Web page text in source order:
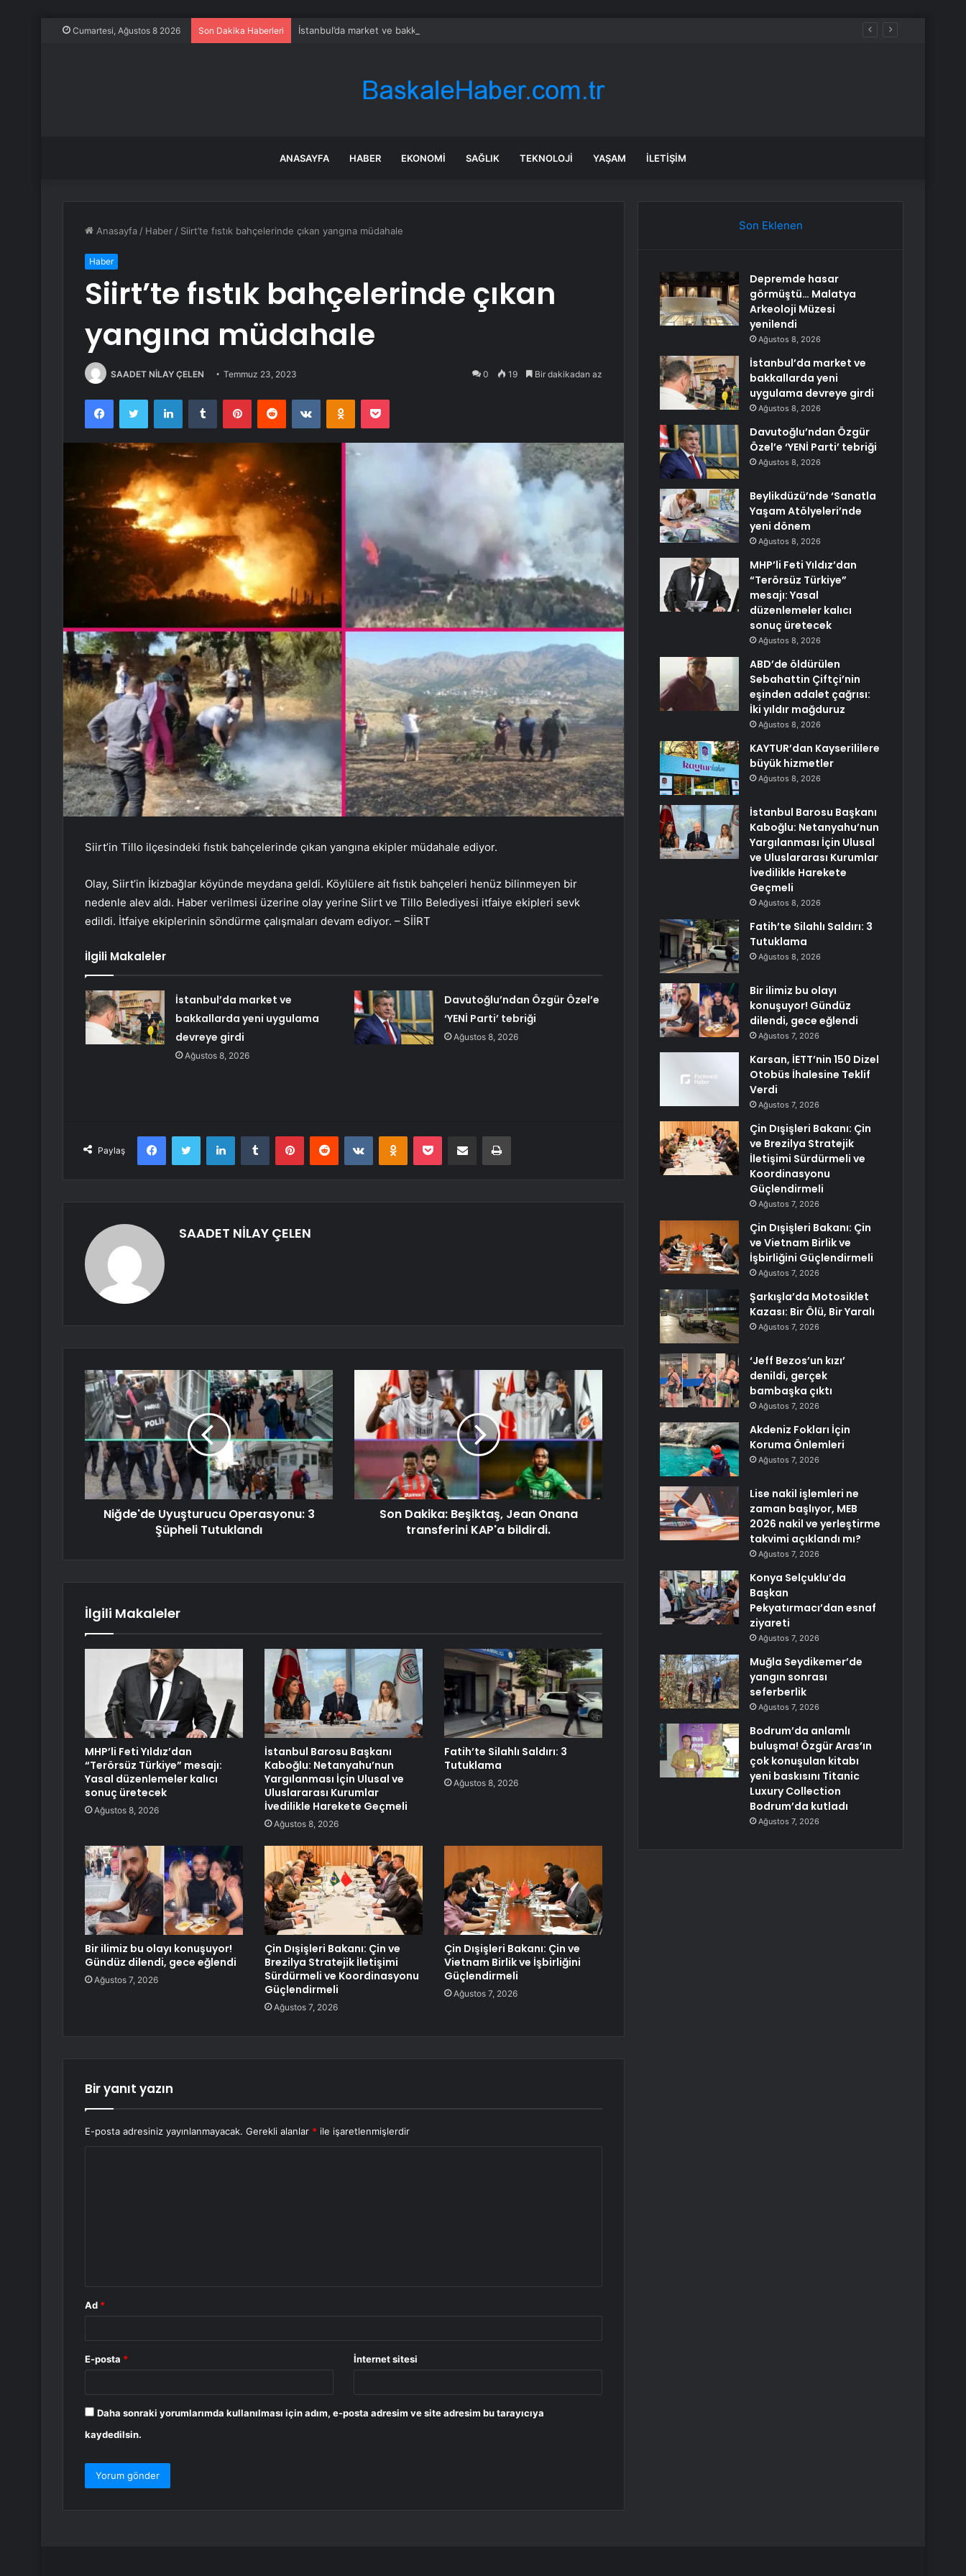
Cumartesi, Ağustos 8 2026 Son Dakika Haberleri İstanbul’da market ve bakkallarda yeni uygulama devreye girdi
ANASAYFA HABER EKONOMI SAĞLIK TEKNOLOJI YAŞAM İLETIŞIM
Anasayfa / Haber / Siirt’te fıstık bahçelerinde çıkan yangına müdahale
Haber
Siirt’te fıstık bahçelerinde çıkan
yangına müdahale
SAADET NİLAY ÇELEN Temmuz 23, 2023 0 19 Bir dakikadan az
FacebookTwitter LinkedInTumblr PinterestReddit VKontakteOdnoklassniki
Pocket
Siirt’in Tillo ilçesindeki fıstık bahçelerinde çıkan yangına ekipler müdahale ediyor.
Olay, Siirt’in İkizbağlar köyünde meydana geldi. Köylülere ait fıstık bahçeleri henüz bilinmeyen bir
nedenle alev aldı. Haber verilmesi üzerine olay yerine Siirt ve Tillo Belediyesi itfaiye ekipleri sevk
edildi. İtfaiye ekiplerinin söndürme çalışmaları devam ediyor. – SİİRT
İlgili Makaleler
İstanbul’da market ve
bakkallarda yeni uygulama
devreye girdi
Ağustos 8, 2026
Davutoğlu’ndan Özgür Özel’e
‘YENİ Parti’ tebriği
Ağustos 8, 2026
Paylaş
FacebookTwitter LinkedInTumblr PinterestReddit VKontakteOdnoklassniki
Pocket E-Posta ile paylaş Yazdır
SAADET NİLAY ÇELEN
Niğde'de Uyuşturucu Operasyonu: 3
Şüpheli Tutuklandı
Son Dakika: Beşiktaş, Jean Onana
transferini KAP'a bildirdi.
İlgili Makaleler
MHP’li Feti Yıldız’dan
“Terörsüz Türkiye” mesajı:
Yasal düzenlemeler kalıcı
sonuç üretecek
Ağustos 8, 2026
İstanbul Barosu Başkanı
Kaboğlu: Netanyahu’nun
Yargılanması İçin Ulusal ve
Uluslararası Kurumlar
İvedilikle Harekete Geçmeli
Ağustos 8, 2026
Fatih’te Silahlı Saldırı: 3
Tutuklama
Ağustos 8, 2026
Bir ilimiz bu olayı konuşuyor!
Gündüz dilendi, gece eğlendi
Ağustos 7, 2026
Çin Dışişleri Bakanı: Çin ve
Brezilya Stratejik İletişimi
Sürdürmeli ve Koordinasyonu
Güçlendirmeli
Ağustos 7, 2026
Çin Dışişleri Bakanı: Çin ve
Vietnam Birlik ve İşbirliğini
Güçlendirmeli
Ağustos 7, 2026
Bir yanıt yazın
E-posta adresiniz yayınlanmayacak. Gerekli alanlar * ile işaretlenmişlerdir
Ad *
E-posta * İnternet sitesi
Daha sonraki yorumlarımda kullanılması için adım, e-posta adresim ve site adresim bu tarayıcıya
kaydedilsin.
Son Eklenen
Depremde hasar
görmüştü… Malatya
Arkeoloji Müzesi
yenilendi
Ağustos 8, 2026
İstanbul’da market ve
bakkallarda yeni
uygulama devreye girdi
Ağustos 8, 2026
Davutoğlu’ndan Özgür
Özel’e ‘YENİ Parti’ tebriği
Ağustos 8, 2026
Beylikdüzü’nde ‘Sanatla
Yaşam Atölyeleri’nde
yeni dönem
Ağustos 8, 2026
MHP’li Feti Yıldız’dan
“Terörsüz Türkiye”
mesajı: Yasal
düzenlemeler kalıcı
sonuç üretecek
Ağustos 8, 2026
ABD’de öldürülen
Sebahattin Çiftçi’nin
eşinden adalet çağrısı:
İki yıldır mağduruz
Ağustos 8, 2026
KAYTUR’dan Kayserililere
büyük hizmetler
Ağustos 8, 2026
İstanbul Barosu Başkanı
Kaboğlu: Netanyahu’nun
Yargılanması İçin Ulusal
ve Uluslararası Kurumlar
İvedilikle Harekete
Geçmeli
Ağustos 8, 2026
Fatih’te Silahlı Saldırı: 3
Tutuklama
Ağustos 8, 2026
Bir ilimiz bu olayı
konuşuyor! Gündüz
dilendi, gece eğlendi
Ağustos 7, 2026
Karsan, İETT’nin 150 Dizel
Otobüs İhalesine Teklif
Verdi
Ağustos 7, 2026
Çin Dışişleri Bakanı: Çin
ve Brezilya Stratejik
İletişimi Sürdürmeli ve
Koordinasyonu
Güçlendirmeli
Ağustos 7, 2026
Çin Dışişleri Bakanı: Çin
ve Vietnam Birlik ve
İşbirliğini Güçlendirmeli
Ağustos 7, 2026
Şarkışla’da Motosiklet
Kazası: Bir Ölü, Bir Yaralı
Ağustos 7, 2026
‘Jeff Bezos’un kızı’
denildi, gerçek
bambaşka çıktı
Ağustos 7, 2026
Akdeniz Fokları İçin
Koruma Önlemleri
Ağustos 7, 2026
Lise nakil işlemleri ne
zaman başlıyor, MEB
2026 nakil ve yerleştirme
takvimi açıklandı mı?
Ağustos 7, 2026
Konya Selçuklu’da
Başkan
Pekyatırmacı’dan esnaf
ziyareti
Ağustos 7, 2026
Muğla Seydikemer’de
yangın sonrası
seferberlik
Ağustos 7, 2026
Bodrum’da anlamlı
buluşma! Özgür Aras’ın
çok konuşulan kitabı
yeni baskısını Titanic
Luxury Collection
Bodrum’da kutladı
Ağustos 7, 2026